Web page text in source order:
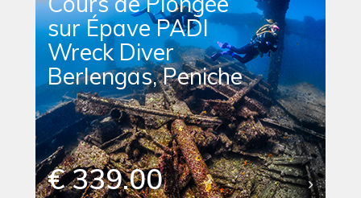
sur Épave PADI
Wreck Diver
Berlengas, Peniche
€ 339.00